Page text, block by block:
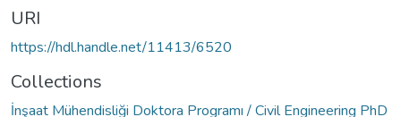
URI
https://hdl.handle.net/11413/6520
Collections
İnşaat Mühendisliği Doktora Programı / Civil Engineering PhD